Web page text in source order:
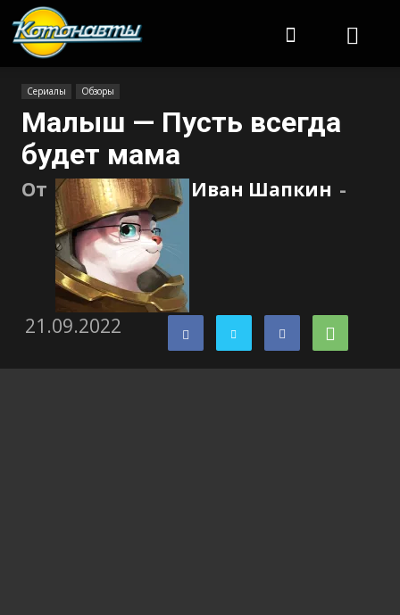
Сериалы Обзоры
Малыш — Пусть всегда
будет мама
От Иван Шапкин -
21.09.2022